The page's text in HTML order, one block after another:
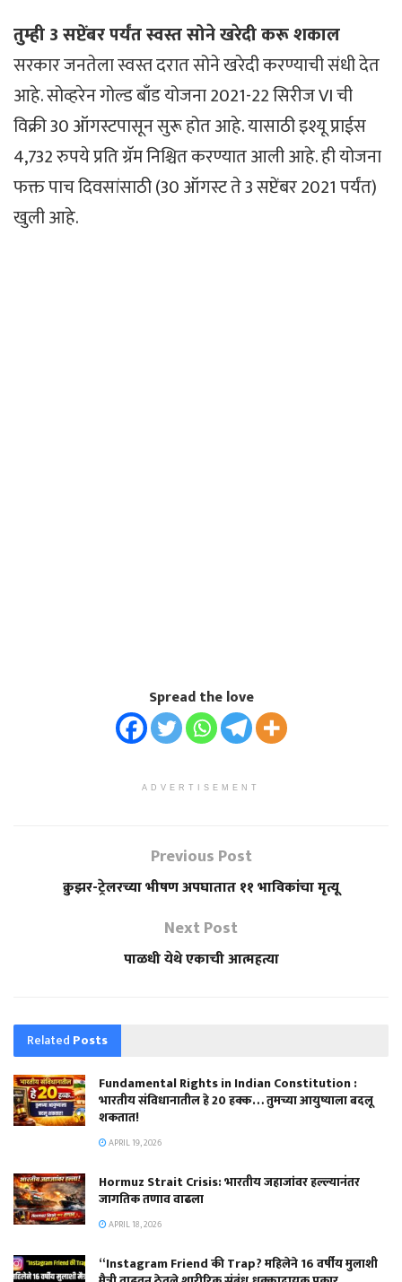
तुम्ही 3 सप्टेंबर पर्यंत स्वस्त सोने खरेदी करू शकाल
सरकार जनतेला स्वस्त दरात सोने खरेदी करण्याची संधी देत ​​
आहे. सोव्हरेन गोल्ड बाँड योजना 2021-22 सिरीज VI ची
विक्री 30 ऑगस्टपासून सुरू होत आहे. यासाठी इश्यू प्राईस
4,732 रुपये प्रति ग्रॅम निश्चित करण्यात आली आहे. ही योजना
फक्त पाच दिवसांसाठी (30 ऑगस्ट ते 3 सप्टेंबर 2021 पर्यंत)
खुली आहे.
Spread the love
ADVERTISEMENT
Previous Post
क्रुझर-ट्रेलरच्या भीषण अपघातात ११ भाविकांचा मृत्यू
Next Post
पाळधी येथे एकाची आत्महत्या
Related Posts
Fundamental Rights in Indian Constitution :
भारतीय संविधानातील हे 20 हक्क… तुमच्या आयुष्याला बदलू
शकतात!
APRIL 19, 2026
Hormuz Strait Crisis: भारतीय जहाजांवर हल्ल्यानंतर
जागतिक तणाव वाढला
APRIL 18, 2026
“Instagram Friend की Trap? महिलेने 16 वर्षीय मुलाशी